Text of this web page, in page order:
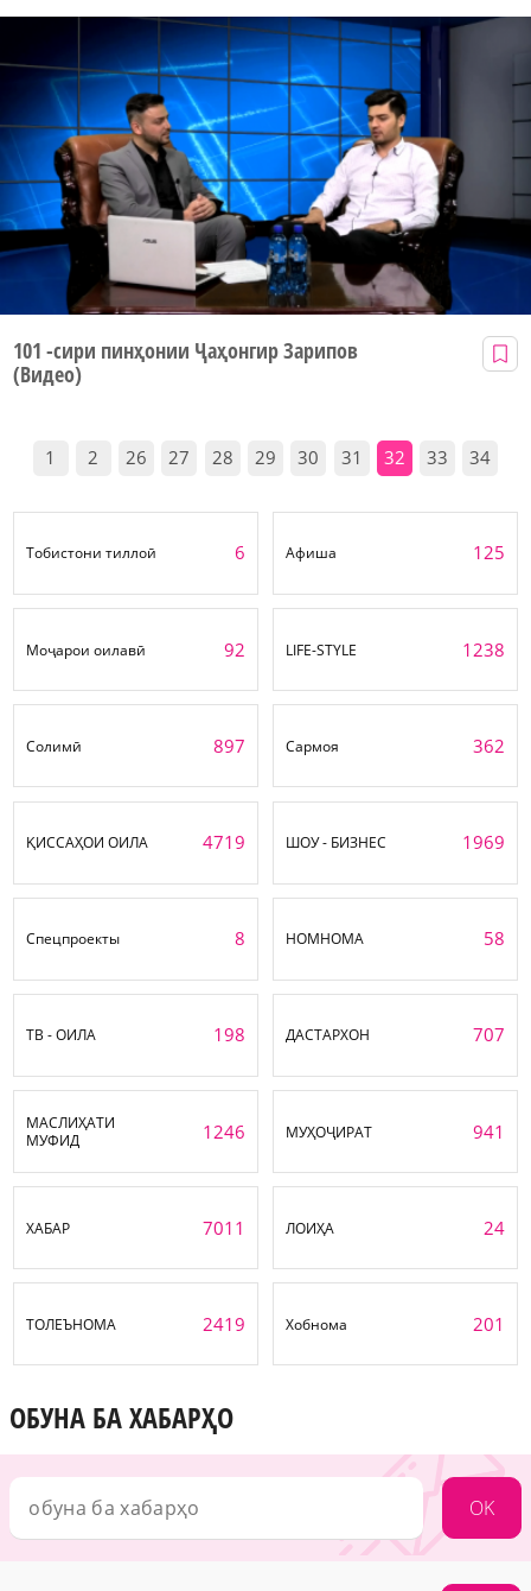
101 -сири пинҳонии Ҷаҳонгир Зарипов
(Видео)
1 2 26 27 28 29 30 31 32 33 34
Тобистони тиллоӣ 6 Афиша 125
Моҷарои оилавӣ 92 LIFE-STYLE 1238
Солимӣ 897 Сармоя 362
ҚИССАҲОИ ОИЛА 4719 ШОУ - БИЗНЕС 1969
Спецпроекты 8 НОМНОМА 58
ТВ - ОИЛА 198 ДАСТАРХОН 707
МАСЛИҲАТИ
МУФИД
1246 МУҲОҶИРАТ 941
ХАБАР 7011 ЛОИҲА 24
ТОЛЕЪНОМА 2419 Хобнома 201
ОБУНА БА ХАБАРҲО
OK